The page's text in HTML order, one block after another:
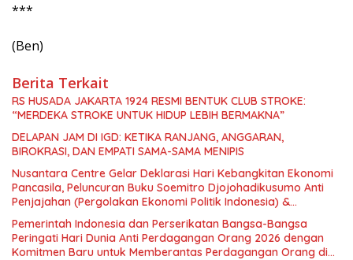
***
(Ben)
Berita Terkait
RS HUSADA JAKARTA 1924 RESMI BENTUK CLUB STROKE:
“MERDEKA STROKE UNTUK HIDUP LEBIH BERMAKNA”
DELAPAN JAM DI IGD: KETIKA RANJANG, ANGGARAN,
BIROKRASI, DAN EMPATI SAMA-SAMA MENIPIS
Nusantara Centre Gelar Deklarasi Hari Kebangkitan Ekonomi
Pancasila, Peluncuran Buku Soemitro Djojohadikusumo Anti
Penjajahan (Pergolakan Ekonomi Politik Indonesia) &
Simposium Nasional “Urgensi Undang-Undang Perekonomian
Nasional dan Kesejahteraan Sosial dalam Menata Bangsa
Menuju Indonesia Emas 2045”,
Pemerintah Indonesia dan Perserikatan Bangsa-Bangsa
Peringati Hari Dunia Anti Perdagangan Orang 2026 dengan
Komitmen Baru untuk Memberantas Perdagangan Orang di